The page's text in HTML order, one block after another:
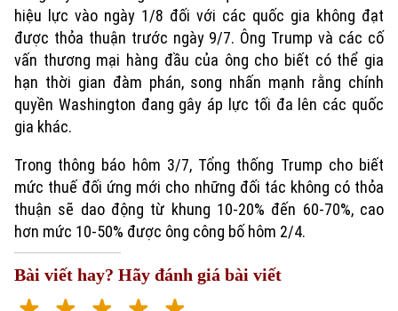
hiệu lực vào ngày 1/8 đối với các quốc gia không đạt
được thỏa thuận trước ngày 9/7. Ông Trump và các cố
vấn thương mại hàng đầu của ông cho biết có thể gia
hạn thời gian đàm phán, song nhấn mạnh rằng chính
quyền Washington đang gây áp lực tối đa lên các quốc
gia khác.
Trong thông báo hôm 3/7, Tổng thống Trump cho biết
mức thuế đối ứng mới cho những đối tác không có thỏa
thuận sẽ dao động từ khung 10-20% đến 60-70%, cao
hơn mức 10-50% được ông công bố hôm 2/4.
Bài viết hay? Hãy đánh giá bài viết